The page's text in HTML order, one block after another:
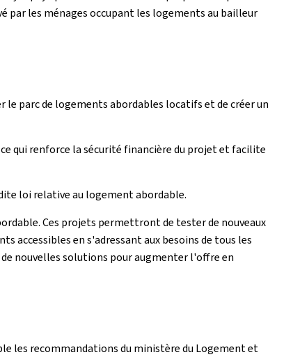
par les ménages occupant les logements au bailleur
parc de logements abordables locatifs et de créer un
qui renforce la sécurité financière du projet et facilite
loi relative au logement abordable.
Ces projets permettront de tester de nouveaux
en s'adressant aux besoins de tous les
nouvelles solutions pour augmenter l'offre en
les recommandations du ministère du Logement et